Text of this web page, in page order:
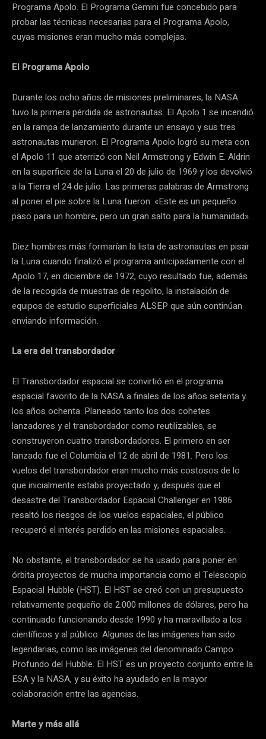
Programa Apolo. El Programa Gemini fue concebido para
probar las técnicas necesarias para el Programa Apolo,
cuyas misiones eran mucho más complejas.
El Programa Apolo
Durante los ocho años de misiones preliminares, la NASA
tuvo la primera pérdida de astronautas. El Apolo 1 se incendió
en la rampa de lanzamiento durante un ensayo y sus tres
astronautas murieron. El Programa Apolo logró su meta con
el Apolo 11 que aterrizó con Neil Armstrong y Edwin E. Aldrin
en la superficie de la Luna el 20 de julio de 1969 y los devolvió
a la Tierra el 24 de julio. Las primeras palabras de Armstrong
al poner el pie sobre la Luna fueron: «Este es un pequeño
paso para un hombre, pero un gran salto para la humanidad».
Diez hombres más formarían la lista de astronautas en pisar
la Luna cuando finalizó el programa anticipadamente con el
Apolo 17, en diciembre de 1972, cuyo resultado fue, además
de la recogida de muestras de regolito, la instalación de
equipos de estudio superficiales ALSEP que aún continúan
enviando información.
La era del transbordador
El Transbordador espacial se convirtió en el programa
espacial favorito de la NASA a finales de los años setenta y
los años ochenta. Planeado tanto los dos cohetes
lanzadores y el transbordador como reutilizables, se
construyeron cuatro transbordadores. El primero en ser
lanzado fue el Columbia el 12 de abril de 1981. Pero los
vuelos del transbordador eran mucho más costosos de lo
que inicialmente estaba proyectado y, después que el
desastre del Transbordador Espacial Challenger en 1986
resaltó los riesgos de los vuelos espaciales, el público
recuperó el interés perdido en las misiones espaciales.
No obstante, el transbordador se ha usado para poner en
órbita proyectos de mucha importancia como el Telescopio
Espacial Hubble (HST). El HST se creó con un presupuesto
relativamente pequeño de 2.000 millones de dólares, pero ha
continuado funcionando desde 1990 y ha maravillado a los
científicos y al público. Algunas de las imágenes han sido
legendarias, como las imágenes del denominado Campo
Profundo del Hubble. El HST es un proyecto conjunto entre la
ESA y la NASA, y su éxito ha ayudado en la mayor
colaboración entre las agencias.
Marte y más allá